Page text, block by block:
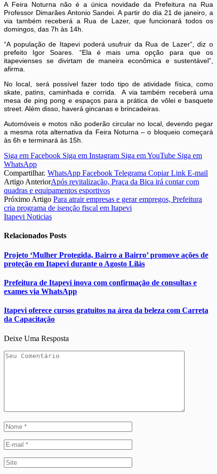
A Feira Noturna não é a única novidade da Prefeitura na Rua
Professor Dimarães Antonio Sandei. A partir do dia 21 de janeiro, a
via também receberá a Rua de Lazer, que funcionará todos os
domingos, das 7h às 14h.
“A população de Itapevi poderá usufruir da Rua de Lazer”, diz o
prefeito Igor Soares. “Ela é mais uma opção para que os
itapevienses se divirtam de maneira econômica e sustentável”,
afirma.
No local, será possível fazer todo tipo de atividade física, como
skate, patins, caminhada e corrida. A via também receberá uma
mesa de ping pong e espaços para a prática de vôlei e basquete
street. Além disso, haverá gincanas e brincadeiras.
Automóveis e motos não poderão circular no local, devendo pegar
a mesma rota alternativa da Feira Noturna – o bloqueio começará
às 6h e terminará às 15h.
Siga em Facebook Siga em Instagram Siga em YouTube Siga em
WhatsApp
Compartilhar. WhatsApp Facebook Telegrama Copiar Link E-mail
Artigo AnteriorApós revitalização, Praça da Bica irá contar com
quadras e equipamentos esportivos
Próximo Artigo Para atrair empresas e gerar empregos, Prefeitura
cria programa de isenção fiscal em Itapevi
Itapevi Noticias
Relacionados Posts
Projeto ‘Mulher Protegida, Bairro a Bairro’ promove ações de
proteção em Itapevi durante o Agosto Lilás
Prefeitura de Itapevi inova com confirmação de consultas e
exames via WhatsApp
Itapevi oferece cursos gratuitos na área da beleza com Carreta
da Capacitação
Deixe Uma Resposta